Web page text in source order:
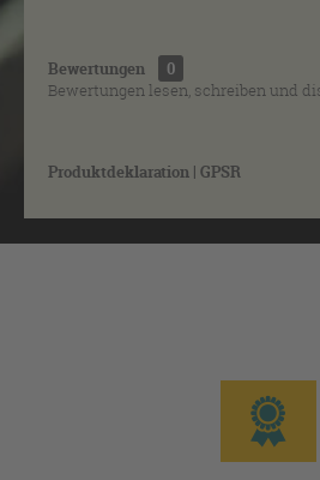
Bewertungen
0
Bewertungen lesen, schreiben und
Produktdeklaration | GPSR